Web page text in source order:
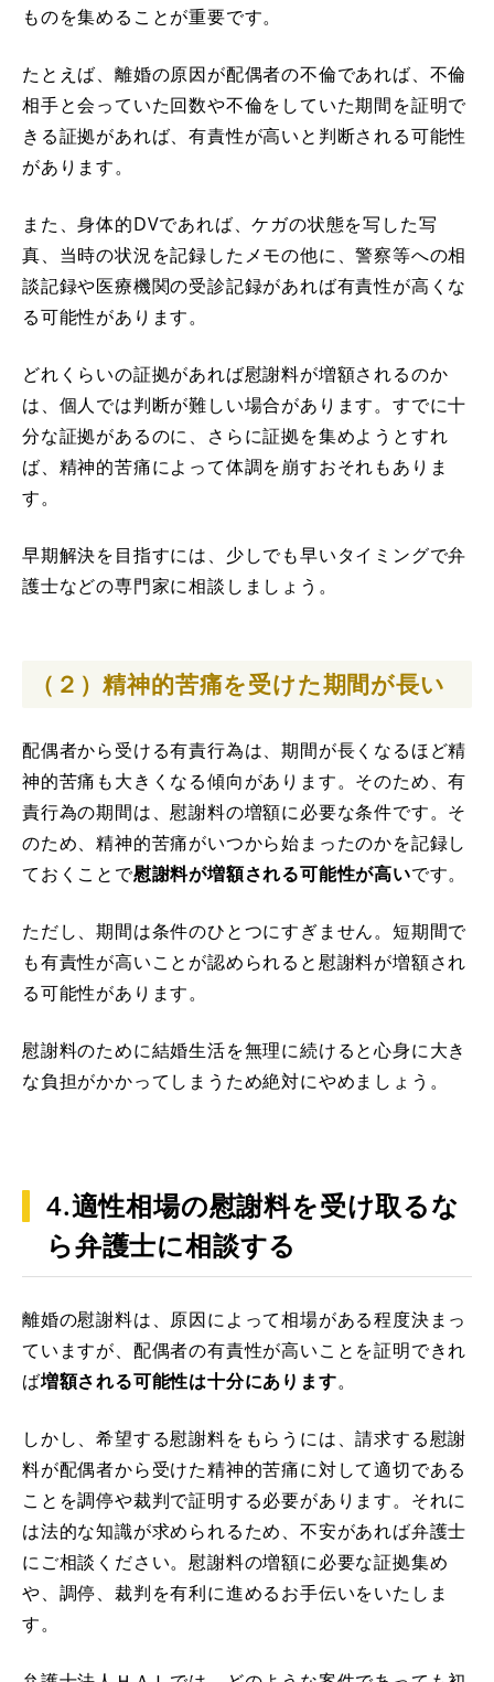
ものを集めることが重要です。
たとえば、離婚の原因が配偶者の不倫であれば、不倫
相手と会っていた回数や不倫をしていた期間を証明で
きる証拠があれば、有責性が高いと判断される可能性
があります。
また、身体的DVであれば、ケガの状態を写した写
真、当時の状況を記録したメモの他に、警察等への相
談記録や医療機関の受診記録があれば有責性が高くな
る可能性があります。
どれくらいの証拠があれば慰謝料が増額されるのか
は、個人では判断が難しい場合があります。すでに十
分な証拠があるのに、さらに証拠を集めようとすれ
ば、精神的苦痛によって体調を崩すおそれもありま
す。
早期解決を目指すには、少しでも早いタイミングで弁
護士などの専門家に相談しましょう。
（２）精神的苦痛を受けた期間が長い
配偶者から受ける有責行為は、期間が長くなるほど精
神的苦痛も大きくなる傾向があります。そのため、有
責行為の期間は、慰謝料の増額に必要な条件です。そ
のため、精神的苦痛がいつから始まったのかを記録し
ておくことで慰謝料が増額される可能性が高いです。
ただし、期間は条件のひとつにすぎません。短期間で
も有責性が高いことが認められると慰謝料が増額され
る可能性があります。
慰謝料のために結婚生活を無理に続けると心身に大き
な負担がかかってしまうため絶対にやめましょう。
4.適性相場の慰謝料を受け取るな
ら弁護士に相談する
離婚の慰謝料は、原因によって相場がある程度決まっ
ていますが、配偶者の有責性が高いことを証明できれ
ば増額される可能性は十分にあります。
しかし、希望する慰謝料をもらうには、請求する慰謝
料が配偶者から受けた精神的苦痛に対して適切である
ことを調停や裁判で証明する必要があります。それに
は法的な知識が求められるため、不安があれば弁護士
にご相談ください。慰謝料の増額に必要な証拠集め
や、調停、裁判を有利に進めるお手伝いをいたしま
す。